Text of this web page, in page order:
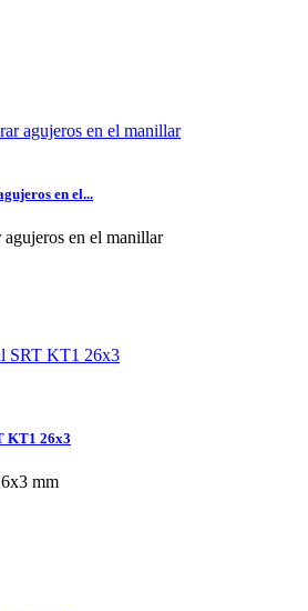
en el...
en el manillar
KT1 26x3
mm